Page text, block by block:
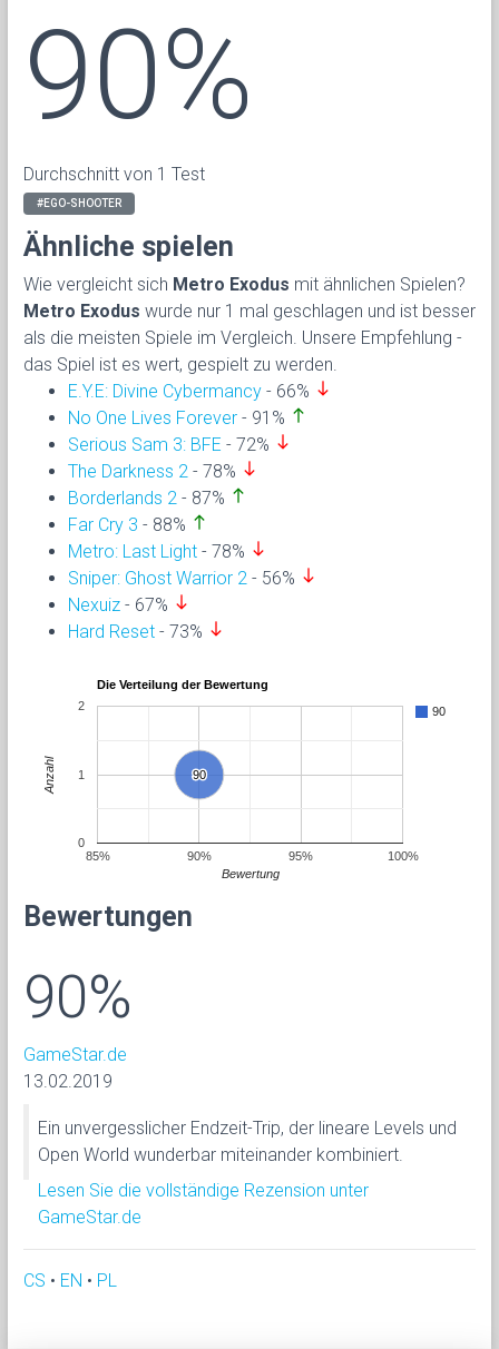
90%
Durchschnitt von 1 Test
#EGO-SHOOTER
Ähnliche spielen
Wie vergleicht sich Metro Exodus mit ähnlichen Spielen?
Metro Exodus wurde nur 1 mal geschlagen und ist besser
als die meisten Spiele im Vergleich. Unsere Empfehlung -
das Spiel ist es wert, gespielt zu werden.
E.Y.E: Divine Cybermancy - 66% south
No One Lives Forever - 91% north
Serious Sam 3: BFE - 72% south
The Darkness 2 - 78% south
Borderlands 2 - 87% north
Far Cry 3 - 88% north
Metro: Last Light - 78% south
Sniper: Ghost Warrior 2 - 56% south
Nexuiz - 67% south
Hard Reset - 73% south
Die Verteilung der Bewertung
90
90
90
85% 90% 95% 100%
0
1
2
Bewertung
Anzahl
Bewertungen
90%
GameStar.de
13.02.2019
Ein unvergesslicher Endzeit-Trip, der lineare Levels und
Open World wunderbar miteinander kombiniert.
Lesen Sie die vollständige Rezension unter
GameStar.de
CS • EN • PL